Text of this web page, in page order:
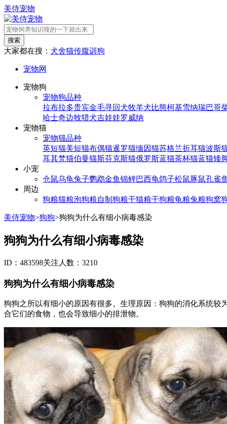
美侍宠物
搜索
大家都在搜： 犬舍猫传腹训狗
宠物网
宠物狗
宠物狗品种
拉布拉多贵宾金毛寻回犬牧羊犬比熊柯基雪纳瑞巴哥
哈士奇边牧猎犬吉娃娃罗威纳
宠物猫
宠物猫品种
英短猫美短猫布偶猫暹罗猫缅因猫苏格兰折耳猫波斯
耳其梵猫伯曼猫斯芬克斯猫俄罗斯蓝猫茶杯猫蓝猫矮
小宠
仓鼠乌龟兔子鹦鹉金鱼锦鲤巴西龟鸽子松鼠豚鼠孔雀鱼
周边
狗粮猫粮泡狗粮自制狗粮干猫粮干狗粮龟粮兔粮狗窝
美侍宠物>狗狗>狗狗为什么有细小病毒感染
狗狗为什么有细小病毒感染
ID：483598关注人数：3210
狗狗为什么有细小病毒感染
狗狗之所以有细小的原因有很多。生理原因：狗狗的消化系统
合它们的食物，也会导致细小的排泄物。